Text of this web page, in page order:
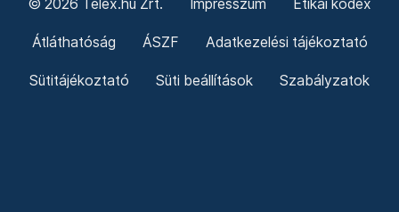
© 2026 Telex.hu Zrt. Impresszum Etikai kódex
Átláthatóság ÁSZF Adatkezelési tájékoztató
Sütitájékoztató Süti beállítások Szabályzatok